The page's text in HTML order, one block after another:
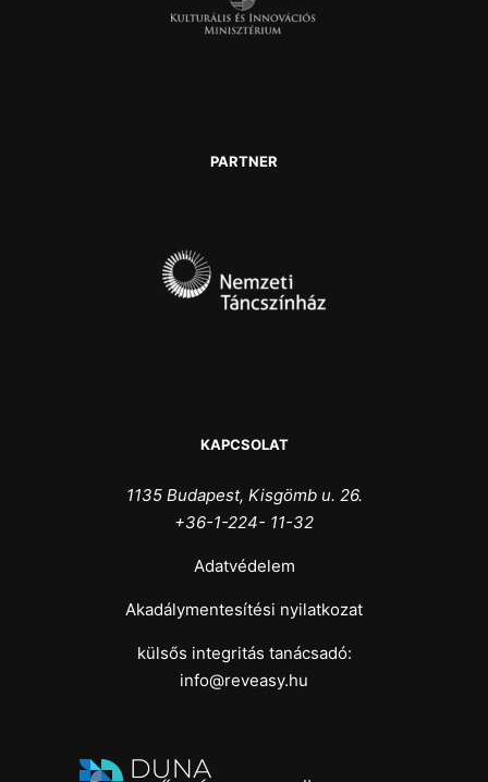
PARTNER
KAPCSOLAT
1135 Budapest, Kisgömb u. 26.
+36-1-224- 11-32
Adatvédelem
Akadálymentesítési nyilatkozat
külsős integritás tanácsadó:
info@reveasy.hu